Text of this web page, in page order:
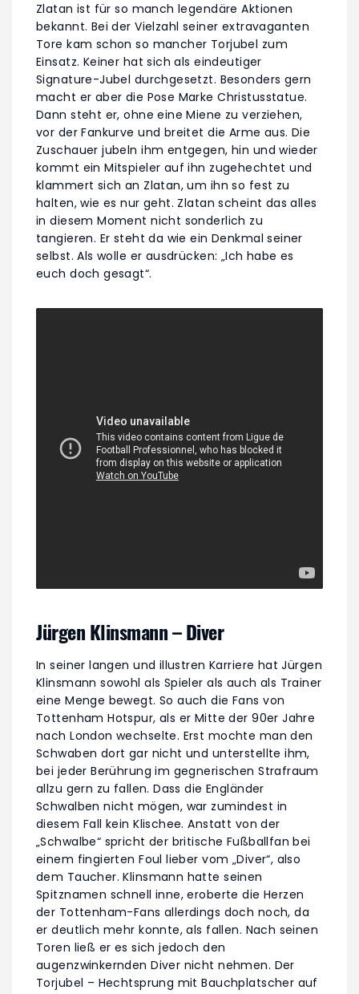
Zlatan ist für so manch legendäre Aktionen
bekannt. Bei der Vielzahl seiner extravaganten
Tore kam schon so mancher Torjubel zum
Einsatz. Keiner hat sich als eindeutiger
Signature-Jubel durchgesetzt. Besonders gern
macht er aber die Pose Marke Christusstatue.
Dann steht er, ohne eine Miene zu verziehen,
vor der Fankurve und breitet die Arme aus. Die
Zuschauer jubeln ihm entgegen, hin und wieder
kommt ein Mitspieler auf ihn zugehechtet und
klammert sich an Zlatan, um ihn so fest zu
halten, wie es nur geht. Zlatan scheint das alles
in diesem Moment nicht sonderlich zu
tangieren. Er steht da wie ein Denkmal seiner
selbst. Als wolle er ausdrücken: „Ich habe es
euch doch gesagt“.
Jürgen Klinsmann – Diver
In seiner langen und illustren Karriere hat Jürgen
Klinsmann sowohl als Spieler als auch als Trainer
eine Menge bewegt. So auch die Fans von
Tottenham Hotspur, als er Mitte der 90er Jahre
nach London wechselte. Erst mochte man den
Schwaben dort gar nicht und unterstellte ihm,
bei jeder Berührung im gegnerischen Strafraum
allzu gern zu fallen. Dass die Engländer
Schwalben nicht mögen, war zumindest in
diesem Fall kein Klischee. Anstatt von der
„Schwalbe“ spricht der britische Fußballfan bei
einem fingierten Foul lieber vom „Diver“, also
dem Taucher. Klinsmann hatte seinen
Spitznamen schnell inne, eroberte die Herzen
der Tottenham-Fans allerdings doch noch, da
er deutlich mehr konnte, als fallen. Nach seinen
Toren ließ er es sich jedoch den
augenzwinkernden Diver nicht nehmen. Der
Torjubel – Hechtsprung mit Bauchplatscher auf